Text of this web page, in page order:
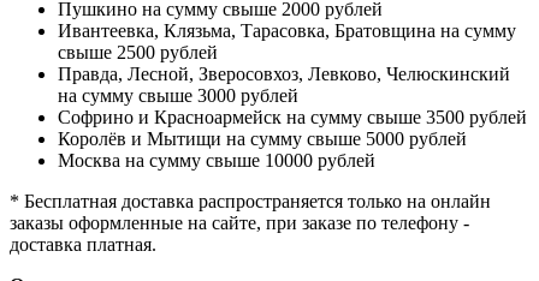
Пушкино на сумму свыше 2000 рублей
Ивантеевка, Клязьма, Тарасовка, Братовщина на сумму
свыше 2500 рублей
Правда, Лесной, Зверосовхоз, Левково, Челюскинский
на сумму свыше 3000 рублей
Софрино и Красноармейск на сумму свыше 3500 рублей
Королёв и Мытищи на сумму свыше 5000 рублей
Москва на сумму свыше 10000 рублей
* Бесплатная доставка распространяется только на онлайн
заказы оформленные на сайте, при заказе по телефону -
доставка платная.